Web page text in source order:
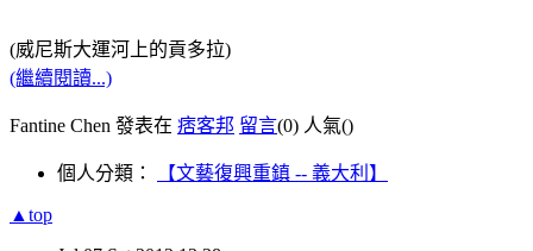
(威尼斯大運河上的貢多拉)
(繼續閱讀...)
Fantine Chen 發表在 痞客邦 留言(0) 人氣()
個人分類： 【文藝復興重鎮 -- 義大利】
▲top